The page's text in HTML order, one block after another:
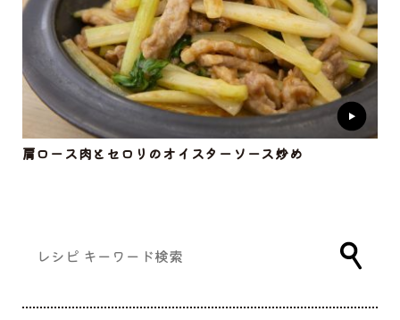
肩ロース肉とセロリのオイスターソース炒め